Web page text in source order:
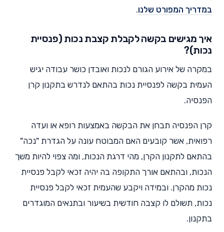
במדריך המפורט שלנו.
איך מגישים בקשה לקבלת קצבת נכות (פנסיית
נכות)?
במקרה של אירוע הגורם לנכות ואובדן כושר עבודה יגיש
העמית בקשה לפנסיית נכות בהתאם לנדרש בתקנון קרן
הפנסיה.
קרן הפנסיה תבחן את הבקשה באמצעות רופא או ועדה
רפואית, אשר קובעים האם המבוטח עונה על הגדרת "נכה"
בהתאם לתקנון הקרן, מהי דרגת הנכות, ומה צפוי להיות משך
הנכות, ובהתאם אורך התקופה בה יהיה זכאי לקבל פנסיית
נכות מהקרן. ובמידה ויקבע שהעמית זכאי לקבל פנסיית
נכות, תשולם לו קצבה חודשית בשיעור ובתנאים המוגדרים
בתקנון.